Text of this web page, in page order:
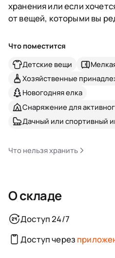
хранения или если
от вещей, которыми вы
Что поместится
Детские вещи
Хозяйственные
Новогодняя елка
Снаряжение для
Дачный или спортивный
Что нельзя хранить
О складе
Доступ 24/7
Доступ через